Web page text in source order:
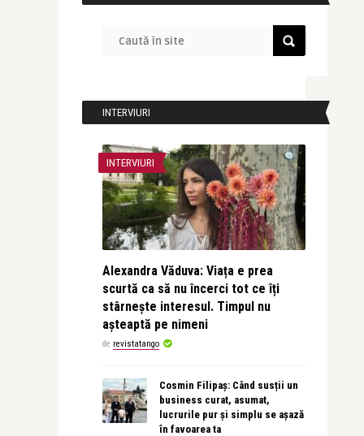
INTERVIURI
INTERVIURI
Alexandra Văduva: Viața e prea
scurtă ca să nu încerci tot ce îți
stârnește interesul. Timpul nu
așteaptă pe nimeni
de revistatango
Cosmin Filipaș: Când susții un
business curat, asumat,
lucrurile pur și simplu se așază
în favoarea ta